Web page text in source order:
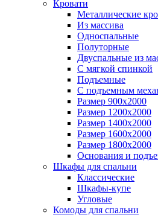
Кровати
Металлические
Из массива
Односпальные
Полуторные
Двуспальные из
С мягкой спинкой
Подъемные
С подъемным
Размер 900х2000
Размер 1200х2000
Размер 1400х2000
Размер 1600х2000
Размер 1800х2000
Основания и
Шкафы для спальни
Классические
Шкафы-купе
Угловые
Комоды для спальни